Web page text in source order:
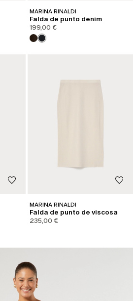
MARINA RINALDI
Falda de punto denim
199,00 €
MARINA RINALDI
Falda de punto de viscosa
235,00 €